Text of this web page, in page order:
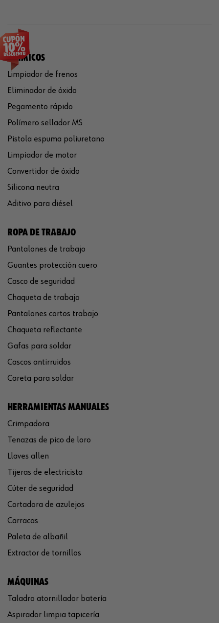
QUÍMICOS
Limpiador de frenos
Eliminador de óxido
Pegamento rápido
Polímero sellador MS
Pistola espuma poliuretano
Limpiador de motor
Convertidor de óxido
Silicona neutra
Aditivo para diésel
ROPA DE TRABAJO
Pantalones de trabajo
Guantes protección cuero
Casco de seguridad
Chaqueta de trabajo
Pantalones cortos trabajo
Chaqueta reflectante
Gafas para soldar
Cascos antirruidos
Careta para soldar
HERRAMIENTAS MANUALES
Crimpadora
Tenazas de pico de loro
Llaves allen
Tijeras de electricista
Cúter de seguridad
Cortadora de azulejos
Carracas
Paleta de albañil
Extractor de tornillos
MÁQUINAS
Taladro atornillador batería
Aspirador limpia tapicería